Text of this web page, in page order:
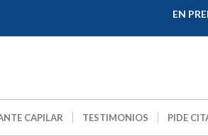
EN
CAPILAR TESTIMONIOS PIDE